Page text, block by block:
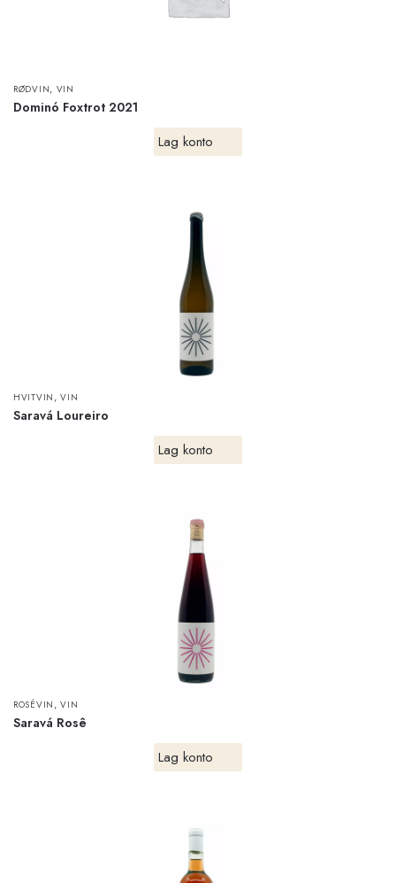
RØDVIN, VIN
Dominó Foxtrot 2021
Lag konto
HVITVIN ,VIN
Saravá Loureiro
Lag konto
ROSÉVIN ,VIN
Saravá Rosê
Lag konto